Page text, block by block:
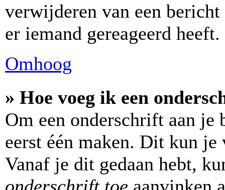
verwijderen van een
er iemand gereageerd heeft.
Omhoog
» Hoe voeg ik een
Om een onderschrift aan je
eerst één maken. Dit kun
Vanaf je dit gedaan hebt,